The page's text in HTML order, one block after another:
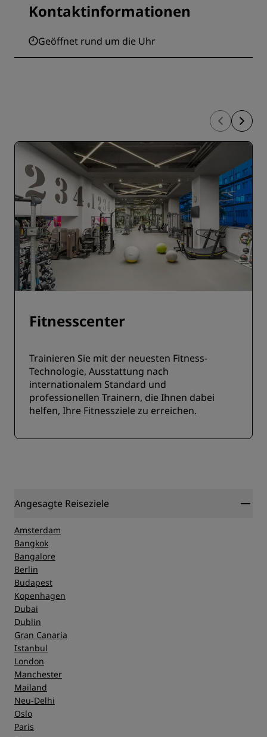
Kontaktinformationen
Geöffnet rund um die Uhr
Fitnesscenter
Trainieren Sie mit der neuesten Fitness-
Technologie, Ausstattung nach
internationalem Standard und
professionellen Trainern, die Ihnen dabei
helfen, Ihre Fitnessziele zu erreichen.
Angesagte Reiseziele
Amsterdam
Bangkok
Bangalore
Berlin
Budapest
Kopenhagen
Dubai
Dublin
Gran Canaria
Istanbul
London
Manchester
Mailand
Neu-Delhi
Oslo
Paris